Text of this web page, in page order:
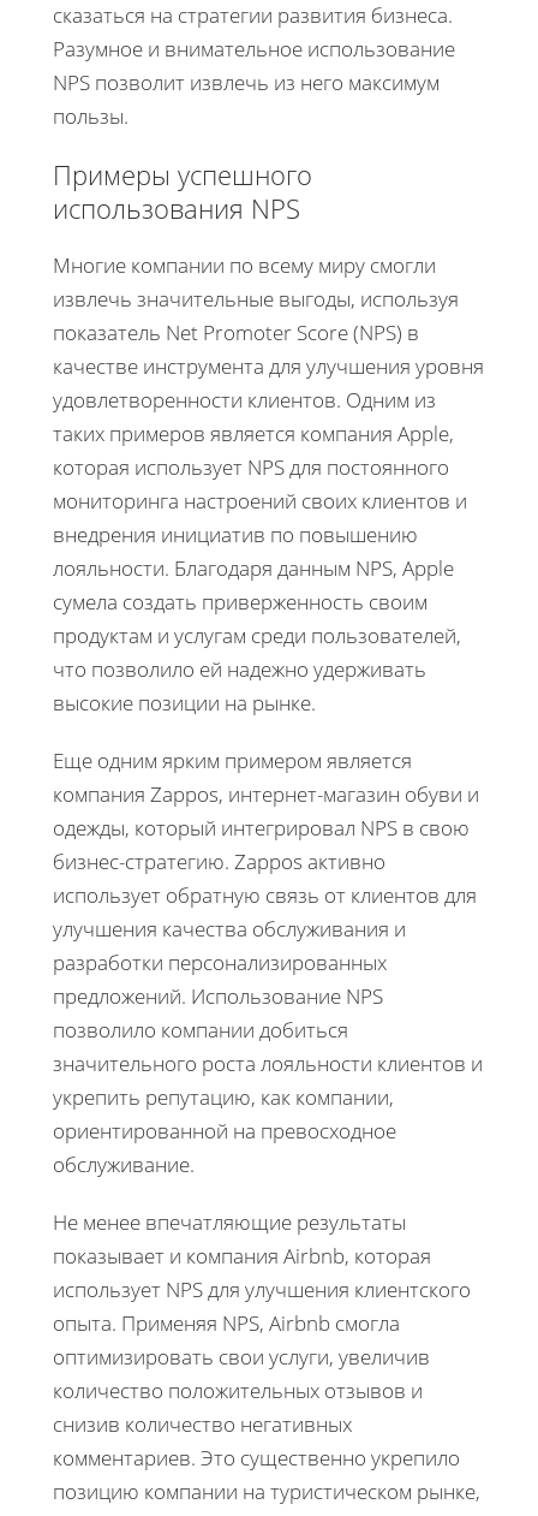
сказаться на стратегии развития бизнеса.
Разумное и внимательное использование
NPS позволит извлечь из него максимум
пользы.
Примеры успешного
использования NPS
Многие компании по всему миру смогли
извлечь значительные выгоды, используя
показатель Net Promoter Score (NPS) в
качестве инструмента для улучшения уровня
удовлетворенности клиентов. Одним из
таких примеров является компания Apple,
которая использует NPS для постоянного
мониторинга настроений своих клиентов и
внедрения инициатив по повышению
лояльности. Благодаря данным NPS, Apple
сумела создать приверженность своим
продуктам и услугам среди пользователей,
что позволило ей надежно удерживать
высокие позиции на рынке.
Еще одним ярким примером является
компания Zappos, интернет-магазин обуви и
одежды, который интегрировал NPS в свою
бизнес-стратегию. Zappos активно
использует обратную связь от клиентов для
улучшения качества обслуживания и
разработки персонализированных
предложений. Использование NPS
позволило компании добиться
значительного роста лояльности клиентов и
укрепить репутацию, как компании,
ориентированной на превосходное
обслуживание.
Не менее впечатляющие результаты
показывает и компания Airbnb, которая
использует NPS для улучшения клиентского
опыта. Применяя NPS, Airbnb смогла
оптимизировать свои услуги, увеличив
количество положительных отзывов и
снизив количество негативных
комментариев. Это существенно укрепило
позицию компании на туристическом рынке,